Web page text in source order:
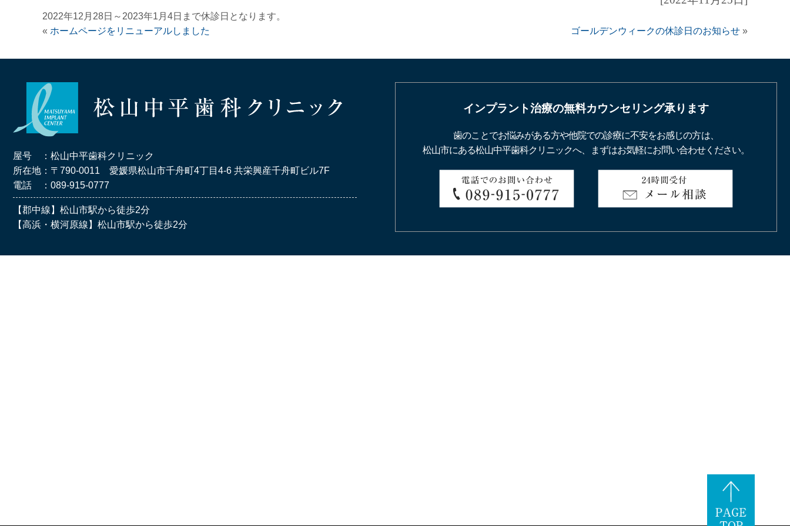
2022年12月28日～2023年1月4日まで休診日となります。
« ホームページをリニューアルしました ゴールデンウィークの休診日のお知らせ »
屋号 ：松山中平歯科クリニック
所在地：〒790-0011 愛媛県松山市千舟町4丁目4-6 共栄興産千舟町ビル7F
電話 ：089-915-0777
【郡中線】松山市駅から徒歩2分
【高浜・横河原線】松山市駅から徒歩2分
インプラント治療の無料カウンセリング承ります
歯のことでお悩みがある方や他院での診療に不安をお感じの方は、
松山市にある松山中平歯科クリニックへ、まずはお気軽にお問い合わせください。